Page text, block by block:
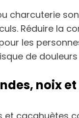
charcuterie
Réduire la
les
de
noix